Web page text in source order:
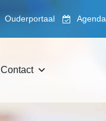
Ouderportaal Agenda
Contact